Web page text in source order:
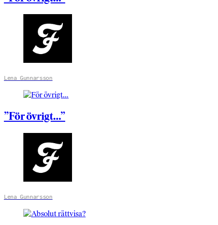
Lena Gunnarsson
”För övrigt…”
Lena Gunnarsson